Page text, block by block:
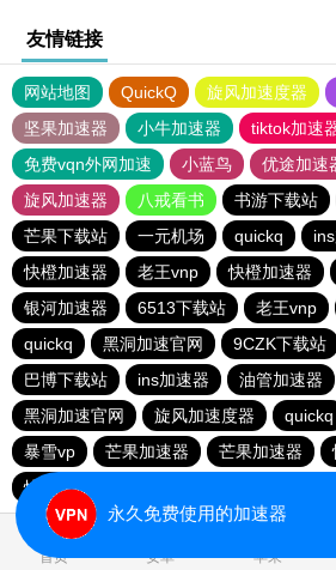
友情链接
网站地图 QuickQ 旋风加速度器
坚果加速器
小牛加速器 tiktok加速
免费vqn外网加速
小蓝鸟 优途加速
旋风加速器
八戒看书 书游下载站
芒果下载站
一元机场 quickq
快橙加速器
老王vnp 快橙加速器
银河加速器
6513下载站 老王vnp
quickq
黑洞加速官网 9CZK下载站
巴博下载站
ins加速器 油管加速器
黑洞加速官网
旋风加速度器 quickq
暴雪vp
芒果加速器 芒果加速器
快橙加速器
首页 安卓 苹果
永久免费使用的加速器